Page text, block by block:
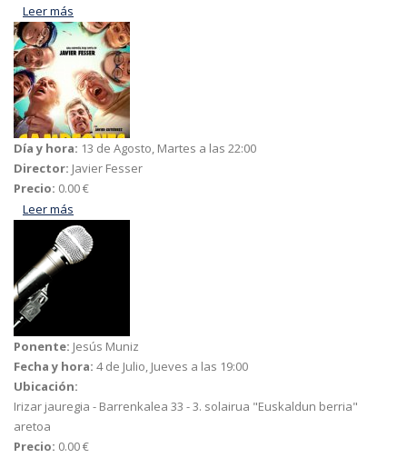
Leer más
una sociedad como la actual?. Retos y valores
Día y hora: 13 de Agosto, Martes a las 22:00
Director: Javier Fesser
Precio: 0.00 €
Leer más
Ponente: Jesús Muniz
Fecha y hora: 4 de Julio, Jueves a las 19:00
Ubicación:
Irizar jauregia - Barrenkalea 33 - 3. solairua "Euskaldun berria"
aretoa
Precio: 0.00 €